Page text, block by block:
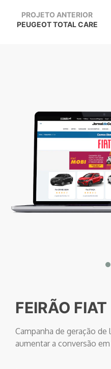
PROJETO ANTERIOR
PEUGEOT TOTAL CARE
FEIRÃO FIAT
Campanha de geração
aumentar a conversão